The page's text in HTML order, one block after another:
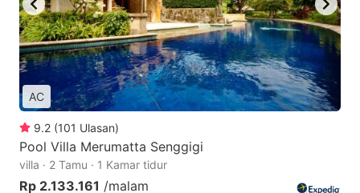
AC
9.2 (101 Ulasan)
Pool Villa Merumatta Senggigi
villa · 2 Tamu · 1 Kamar tidur
Rp 2.133.161 /malam